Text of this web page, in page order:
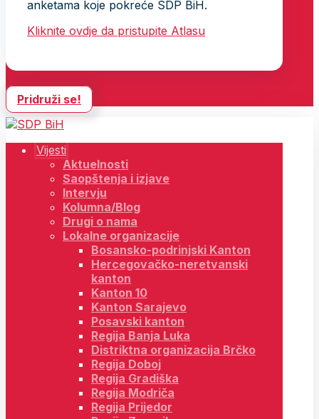
anketama koje pokreće SDP BiH.
Kliknite ovdje da pristupite Atlasu
Pridruži se!
Vijesti
Aktuelnosti
Saopštenja i izjave
Intervju
Kolumna/Blog
Drugi o nama
Lokalne organizacije
Bosansko-podrinjski Kanton
Hercegovačko-neretvanski
kanton
Kanton 10
Kanton Sarajevo
Posavski kanton
Regija Banja Luka
Distriktna organizacija Brčko
Regija Doboj
Regija Gradiška
Regija Modriča
Regija Prijedor